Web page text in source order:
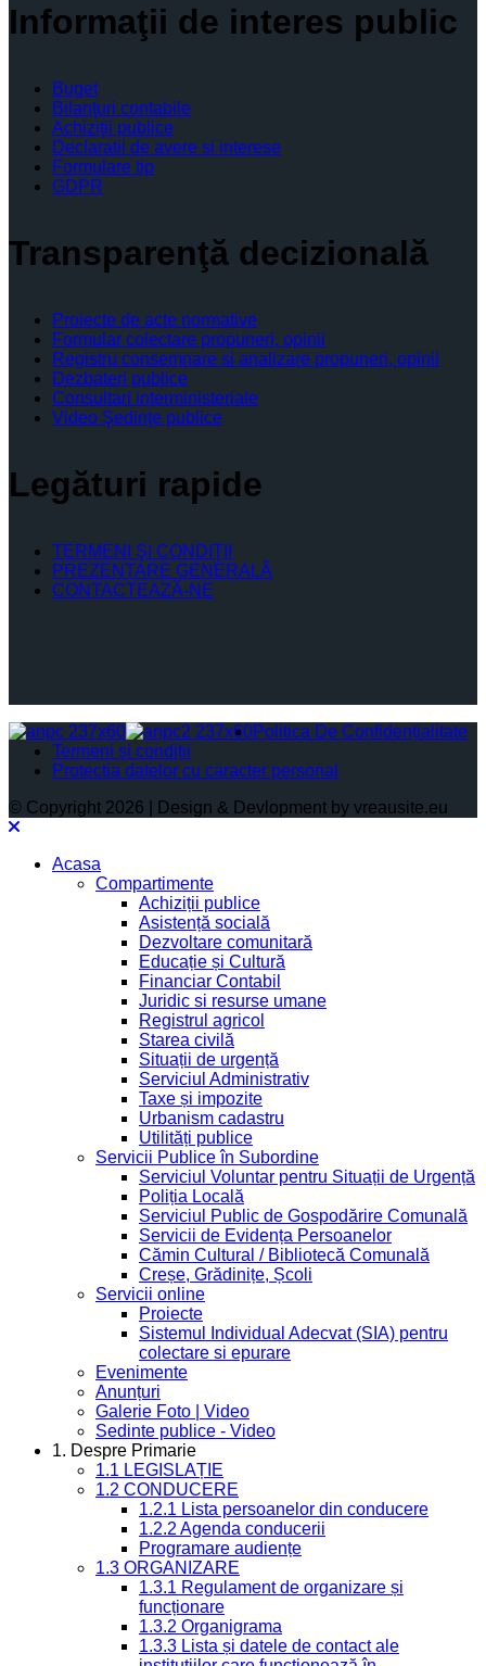
Informaţii de interes public
Buget
Bilanţuri contabile
Achiziţii publice
Declaratii de avere si interese
Formulare tip
GDPR
Transparenţă decizională
Proiecte de acte normative
Formular colectare propuneri, opinii
Registru consemnare si analizare propuneri, opinii
Dezbateri publice
Consultari interministeriale
Video Şedinţe publice
Legături rapide
TERMENI ŞI CONDIŢII
PREZENTARE GENERALĂ
CONTACTEAZĂ-NE
Politica De Confidențialitate
Termeni și condiții
Protectia datelor cu caracter personal
© Copyright 2026 | Design & Devlopment by vreausite.eu
Acasa
Compartimente
Achiziții publice
Asistență socială
Dezvoltare comunitară
Educație și Cultură
Financiar Contabil
Juridic si resurse umane
Registrul agricol
Starea civilă
Situații de urgență
Serviciul Administrativ
Taxe și impozite
Urbanism cadastru
Utilități publice
Servicii Publice în Subordine
Serviciul Voluntar pentru Situații de Urgență
Poliția Locală
Serviciul Public de Gospodărire Comunală
Servicii de Evidența Persoanelor
Cămin Cultural / Bibliotecă Comunală
Creșe, Grădinițe, Școli
Servicii online
Proiecte
Sistemul Individual Adecvat (SIA) pentru
colectare si epurare
Evenimente
Anunțuri
Galerie Foto | Video
Sedinte publice - Video
1. Despre Primarie
1.1 LEGISLAȚIE
1.2 CONDUCERE
1.2.1 Lista persoanelor din conducere
1.2.2 Agenda conducerii
Programare audiențe
1.3 ORGANIZARE
1.3.1 Regulament de organizare și
funcționare
1.3.2 Organigrama
1.3.3 Lista și datele de contact ale